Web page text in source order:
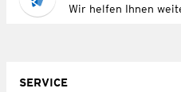
Wir helfen Ihnen
SERVICE